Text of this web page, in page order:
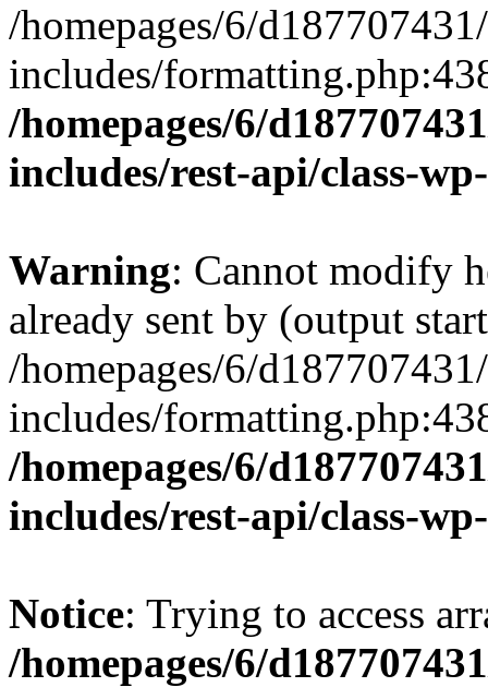
/homepages/6/
includes/
/homepages/6/
includes/rest-api/class-
Warning: Cannot modify
already sent by (output
/homepages/6/
includes/
/homepages/6/
includes/rest-api/class-
Notice: Trying to access
/homepages/6/